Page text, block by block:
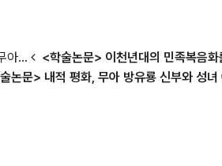
아... <학술논문> 이천년대의 민족복음
논문> 내적 평화, 무아 방유룡 신부와 성